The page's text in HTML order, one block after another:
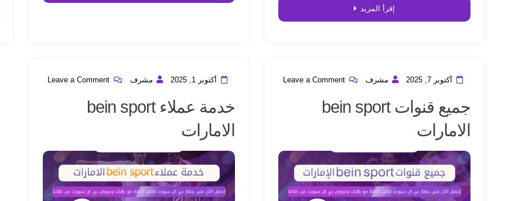
إقرأ المزيد
أكتوبر 7, 2025 مشرف Leave a Comment
جميع قنوات bein sport
الامارات
أكتوبر 1, 2025 مشرف Leave a Comment
خدمة عملاء bein sport
الامارات